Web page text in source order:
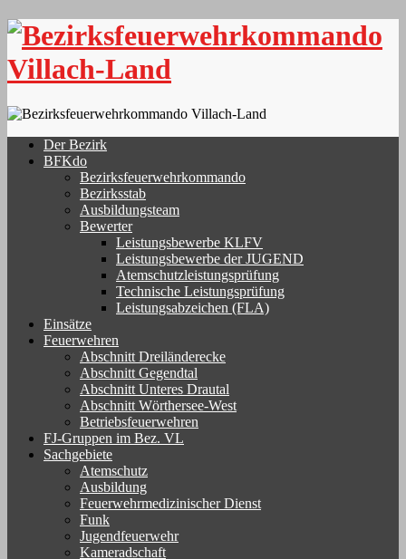
Skip
content
Der Bezirk
BFKdo
Bezirksfeuerwehrkommando
Bezirksstab
Ausbildungsteam
Bewerter
Leistungsbewerbe KLFV
Leistungsbewerbe der JUGEND
Atemschutzleistungsprüfung
Technische Leistungsprüfung
Leistungsabzeichen (FLA)
Einsätze
Feuerwehren
Abschnitt Dreiländerecke
Abschnitt Gegendtal
Abschnitt Unteres Drautal
Abschnitt Wörthersee-West
Betriebsfeuerwehren
FJ-Gruppen im Bez. VL
Sachgebiete
Atemschutz
Ausbildung
Feuerwehrmedizinischer Dienst
Funk
Jugendfeuerwehr
Kameradschaft